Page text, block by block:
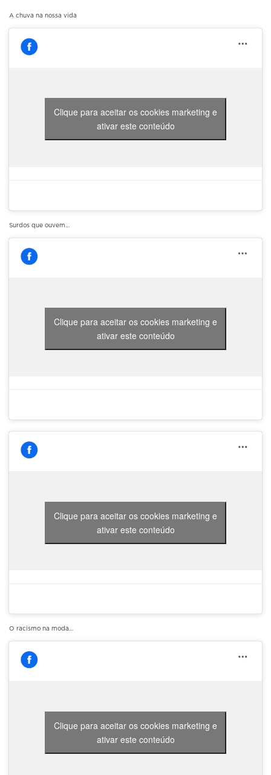
A chuva na nossa vida
Clique para aceitar os cookies marketing e
ativar este conteúdo
Surdos que ouvem…
Clique para aceitar os cookies marketing e
ativar este conteúdo
Clique para aceitar os cookies marketing e
ativar este conteúdo
O racismo na moda…
Clique para aceitar os cookies marketing e
ativar este conteúdo